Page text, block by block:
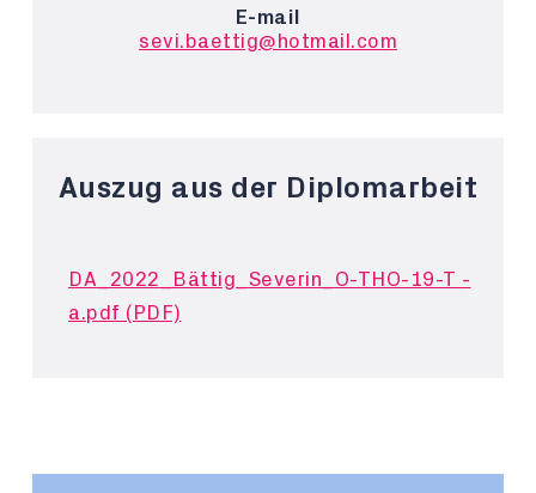
E-mail
sevi.baettig@hotmail.com
Auszug aus der Diplomarbeit
DA_2022_Bättig_Severin_O-THO-19-T -
a.pdf (PDF)